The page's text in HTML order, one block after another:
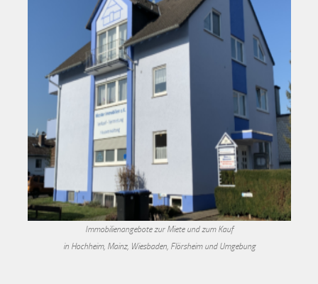
Immobilienangebote zur Miete und zum Kauf
in Hochheim, Mainz, Wiesbaden, Flörsheim und Umgebung